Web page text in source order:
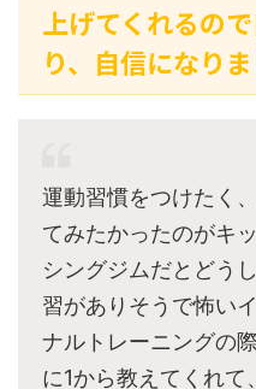
上げてくれるの
り、自信になりま
運動習慣をつけたく
てみたかったのがキ
シングジムだとどう
習がありそうで怖い
ナルトレーニングの
に1から教えてくれ